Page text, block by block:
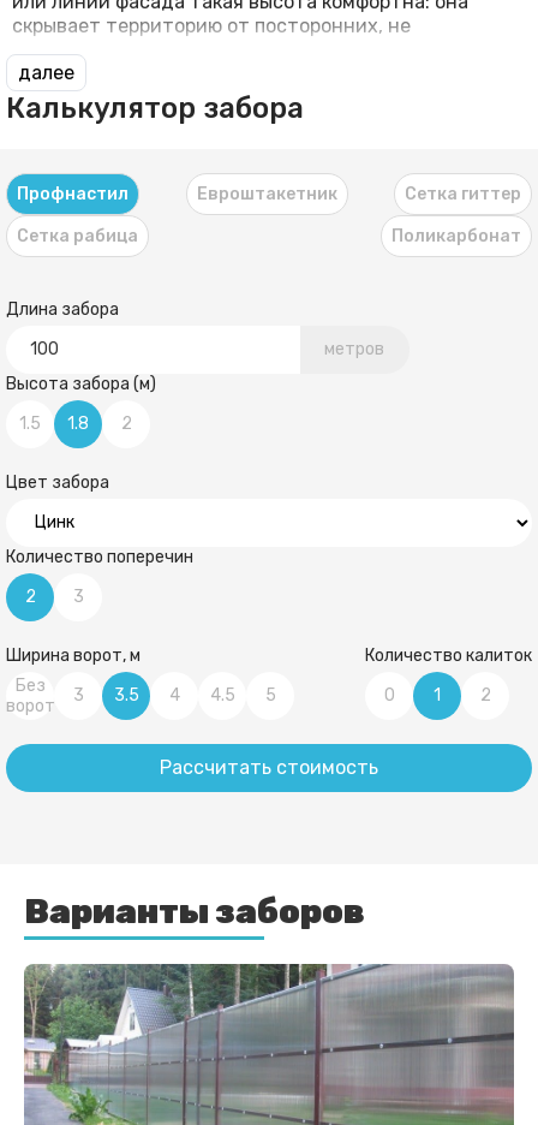
скрывает территорию от посторонних, не
далее
Калькулятор забора
Профнастил Евроштакетник Сетка гиттер
Сетка рабица Поликарбонат
Длина забора
метров
Высота забора (м)
1.5
1.8 2
Цвет забора
Количество поперечин
2
3
Ширина ворот, м
Без
ворот
3 3.5 4 4.5 5
Количество калиток
0
1 2
Рассчитать стоимость
Варианты заборов